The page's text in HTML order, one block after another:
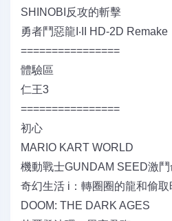
SHINOBI反攻的斬擊
勇者鬥惡龍I‧II HD-2D Remake
================
體驗區
仁王3
================
初心
MARIO KART WORLD
機動戰士GUNDAM SEED激鬥
奇幻生活 i：轉圈圈的龍和偷
DOOM: THE DARK AGES